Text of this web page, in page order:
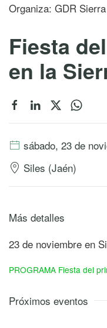
Organiza: GDR
Fiesta
en la
sábado, 23 de
Siles (Jaén)
Más detalles
23 de noviembre en
PROGRAMA Fiesta del
Próximos eventos